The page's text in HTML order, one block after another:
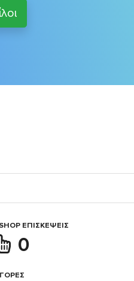
ΕΠΙΣΚΈΨΕΙΣ
0